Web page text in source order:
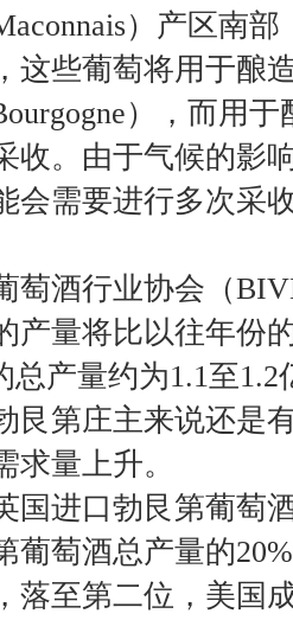
）产区南部
这些葡萄将用于酿
），而用
收。由于气候的影
会需要进行多次采
酒行业协会（
产量将比以往年份
总产量约为1.1至1.2
第庄主来说还是
求量上升。
进口勃艮第葡萄
葡萄酒总产量的
落至第二位，美国